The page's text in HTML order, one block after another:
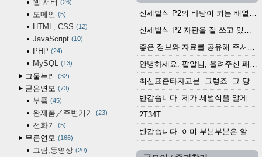
웹 서버 26
도메인 5
HTML, CSS 12
JavaScript 10
PHP 24
MySQL 13
그물누리 32
굳은연모 73
부품 45
완제품／주변기기 23
전화기 5
무른연모 166
그림,동영상 20
신세벌식 P2의 바탕이 되는 배열이나 주요 기능...
신세벌식 P2 자판을 잘 쓰고 있습니다. 쓰기 편리...
좋은 정보와 자료를 공유해 주셔서 고맙습니다....
안녕하세요. 팥알님, 올려주신 패치 여러모로 감사...
최신표준타자교본. 그렇죠. 그 당시에 최신 표준...
반갑습니다. 제가 세벌식을 알게 되어 세벌식 써...
2T34T
반갑습니다. 이미 부분부분은 알려진 정보들이...